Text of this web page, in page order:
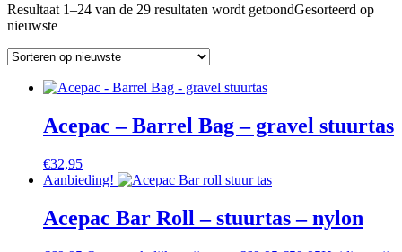
Resultaat 1–24 van de 29 resultaten wordt getoondGesorteerd op
nieuwste
Acepac – Barrel Bag – gravel stuurtas
€32,95
Aanbieding!
Acepac Bar Roll – stuurtas – nylon